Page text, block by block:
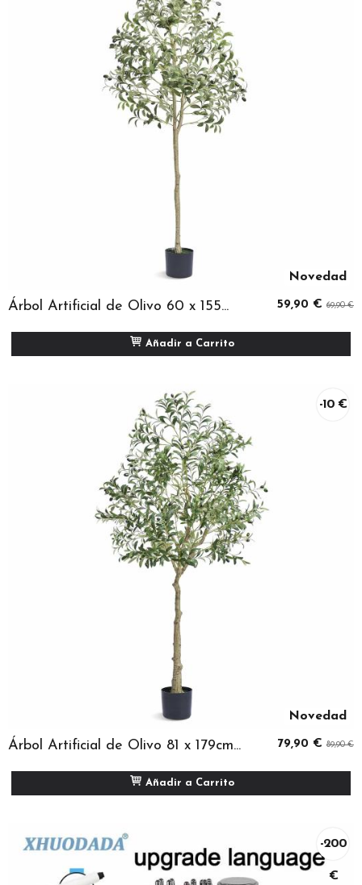
Novedad
Árbol Artificial de Olivo 60 x 155... 59,90 € 69,90 €
Añadir a Carrito
Novedad
-10 €
Árbol Artificial de Olivo 81 x 179cm... 79,90 € 89,90 €
Añadir a Carrito
-200
€